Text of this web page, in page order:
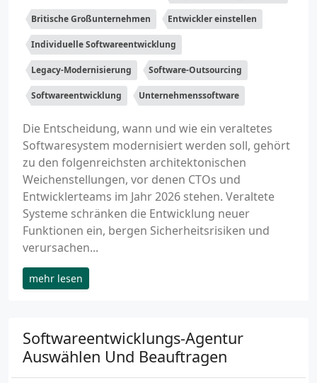
Britische Großunternehmen Entwickler einstellen
Individuelle Softwareentwicklung
Legacy-Modernisierung Software-Outsourcing
Softwareentwicklung Unternehmenssoftware
Die Entscheidung, wann und wie ein veraltetes
Softwaresystem modernisiert werden soll, gehört
zu den folgenreichsten architektonischen
Weichenstellungen, vor denen CTOs und
Entwicklerteams im Jahr 2026 stehen. Veraltete
Systeme schränken die Entwicklung neuer
Funktionen ein, bergen Sicherheitsrisiken und
verursachen...
mehr lesen
Softwareentwicklungs-Agentur
Auswählen Und Beauftragen